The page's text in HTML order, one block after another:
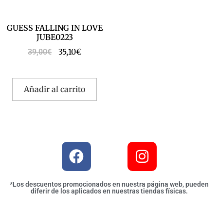
GUESS FALLING IN LOVE
JUBE0223
39,00€ 35,10€
Añadir al carrito
*Los descuentos promocionados en nuestra página web, pueden
diferir de los aplicados en nuestras tiendas físicas.